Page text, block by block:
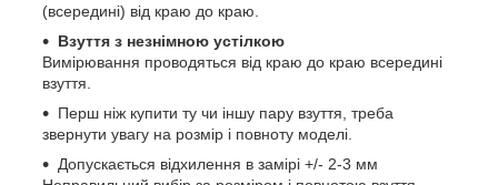
(всередині) від краю до краю.
Взуття з незнімною устілкою
Вимірювання проводяться від краю до краю всередині
взуття.
Перш ніж купити ту чи іншу пару взуття, треба
звернути увагу на розмір і повноту моделі.
Допускається відхилення в замірі +/- 2-3 мм